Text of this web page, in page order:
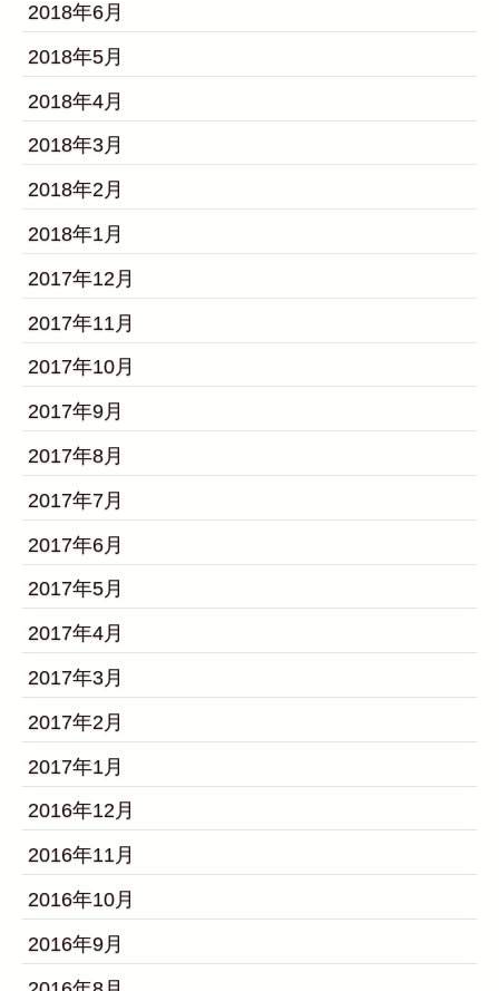
2018年6月
2018年5月
2018年4月
2018年3月
2018年2月
2018年1月
2017年12月
2017年11月
2017年10月
2017年9月
2017年8月
2017年7月
2017年6月
2017年5月
2017年4月
2017年3月
2017年2月
2017年1月
2016年12月
2016年11月
2016年10月
2016年9月